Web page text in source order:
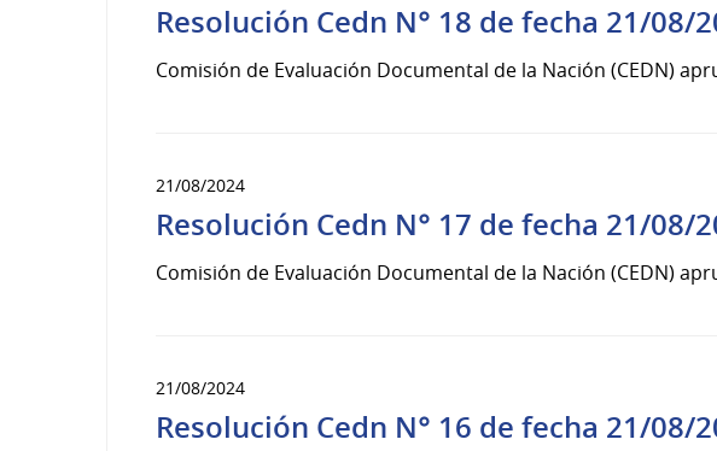
Resolución Cedn N° 18 de fecha 21/08/
Comisión de Evaluación Documental de la Nación (CEDN)
21/08/2024
Resolución Cedn N° 17 de fecha 21/08/
Comisión de Evaluación Documental de la Nación (CEDN)
21/08/2024
Resolución Cedn N° 16 de fecha 21/08/